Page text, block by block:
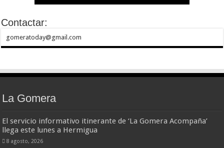
Contactar:
gomeratoday@gmail.com
La Gomera
El servicio informativo itinerante de ‘La Gomera Acompaña’
llega este lunes a Hermigua
8 agosto, 2026